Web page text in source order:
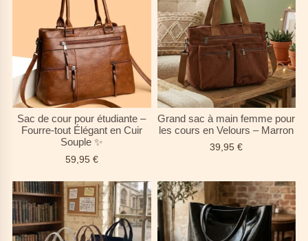
Sac de cour pour étudiante –
Fourre-tout Élégant en Cuir
Souple ✨
59,95 €
Grand sac à main femme pour
les cours en Velours – Marron
39,95€